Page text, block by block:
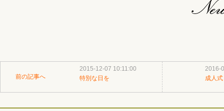
前の記事へ
2015-12-07 10:11:00
特別な日を
2016-
成人式